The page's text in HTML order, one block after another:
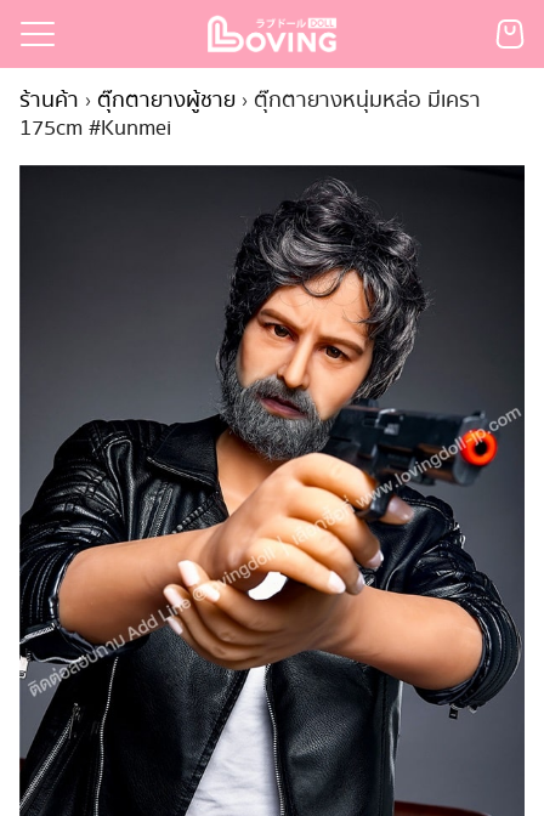
Skip
content
ก
for:
ร้านค้า › ตุ๊กตายางผู้ชาย › ตุ๊กตายางหนุ่มหล่อ มีเครา
175cm #Kunmei